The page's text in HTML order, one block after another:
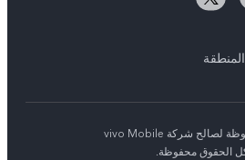
حقوق النشر © لعام 2026 محفوظة لصالح شركة vivo Mobile